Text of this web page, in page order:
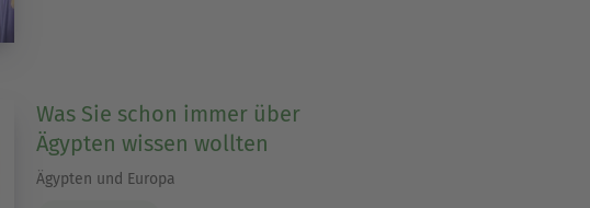
Was Sie schon immer über
Ägypten wissen wollten
Ägypten und Europa